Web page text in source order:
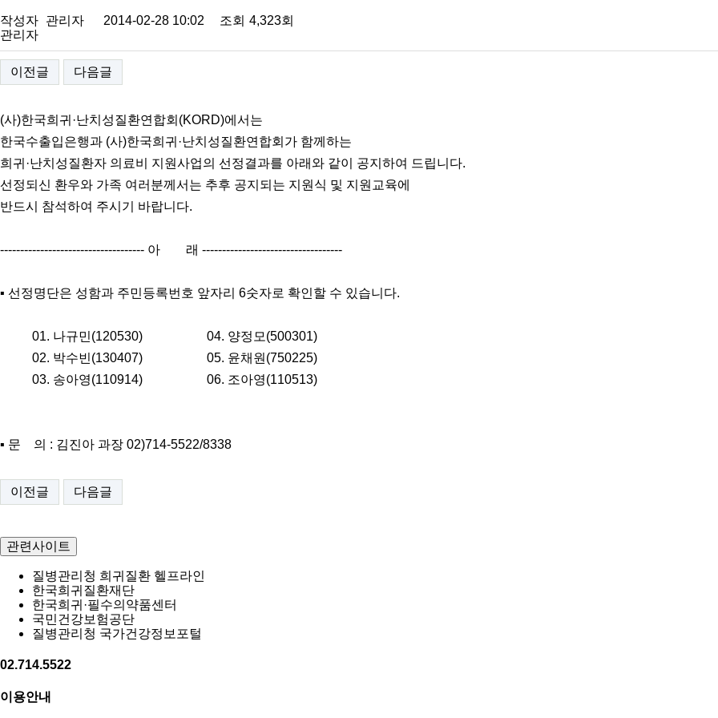
작성자 관리자 2014-02-28 10:02 조회 4,323회
관리자
이전글 다음글
(사)한국희귀·난치성질환연합회(KORD)에서는
한국수출입은행과 (사)한국희귀·난치성질환연합회가 함께하는
희귀·난치성질환자 의료비 지원사업의 선정결과를 아래와 같이 공지하여 드립니다.
선정되신 환우와 가족 여러분께서는 추후 공지되는 지원식 및 지원교육에
반드시 참석하여 주시기 바랍니다.
------------------------------------ 아 래 -----------------------------------
▪ 선정명단은 성함과 주민등록번호 앞자리 6숫자로 확인할 수 있습니다.
01. 나규민(120530) 04. 양정모(500301)
02. 박수빈(130407) 05. 윤채원(750225)
03. 송아영(110914) 06. 조아영(110513)
▪ 문 의 : 김진아 과장 02)714-5522/8338
이전글 다음글
관련사이트
질병관리청 희귀질환 헬프라인
한국희귀질환재단
한국희귀·필수의약품센터
국민건강보험공단
질병관리청 국가건강정보포털
02.714.5522
이용안내